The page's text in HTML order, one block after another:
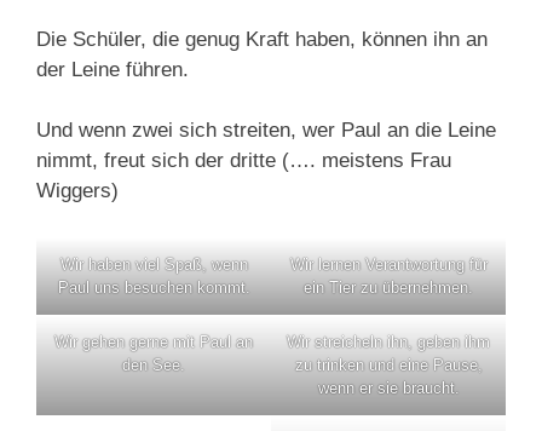
Die Schüler, die genug Kraft haben, können ihn an
der Leine führen.
Und wenn zwei sich streiten, wer Paul an die Leine
nimmt, freut sich der dritte (…. meistens Frau
Wiggers)
Wir haben viel Spaß, wenn
Paul uns besuchen kommt.
Wir lernen Verantwortung für
ein Tier zu übernehmen.
Wir gehen gerne mit Paul an
den See.
Wir streicheln ihn, geben ihm
zu trinken und eine Pause,
wenn er sie braucht.